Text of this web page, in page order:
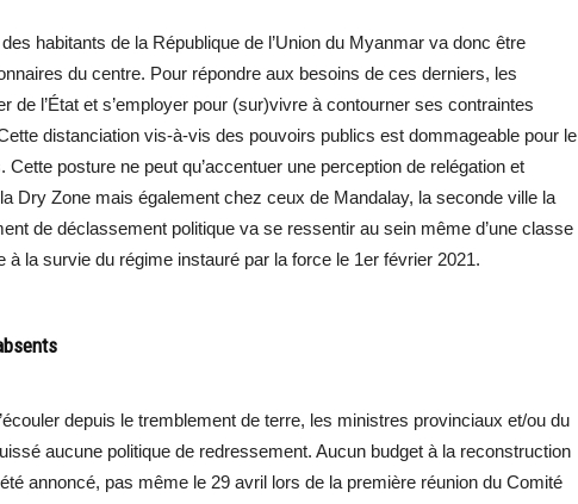
habitants de la République de l’Union du Myanmar va donc être
du centre. Pour répondre aux besoins de ces derniers, les
de l’État et s’employer pour (sur)vivre à contourner ses contraintes
distanciation vis-à-vis des pouvoirs publics est dommageable pour le
posture ne peut qu’accentuer une perception de relégation et
Dry Zone mais également chez ceux de Mandalay, la seconde ville la
de déclassement politique va se ressentir au sein même d’une classe
à la survie du régime instauré par la force le 1er février 2021.
depuis le tremblement de terre, les ministres provinciaux et/ou du
aucune politique de redressement. Aucun budget à la reconstruction
annoncé, pas même le 29 avril lors de la première réunion du Comité